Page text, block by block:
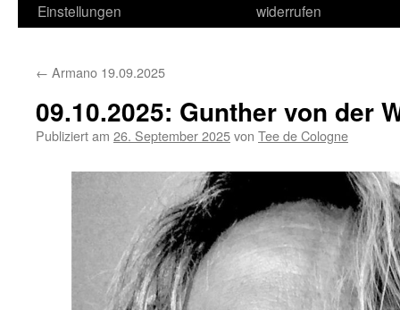
Einstellungen
widerrufen
← Armano 19.09.2025
09.10.2025: Gunther von der
Publiziert am 26. September 2025von Tee de Cologne